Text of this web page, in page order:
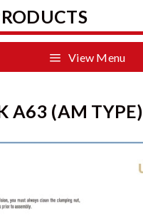
View Menu
A63 (AM TYPE)